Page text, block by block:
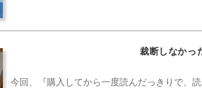
裁断しなかっ
今回、『購入してから一度読んだっきりで、